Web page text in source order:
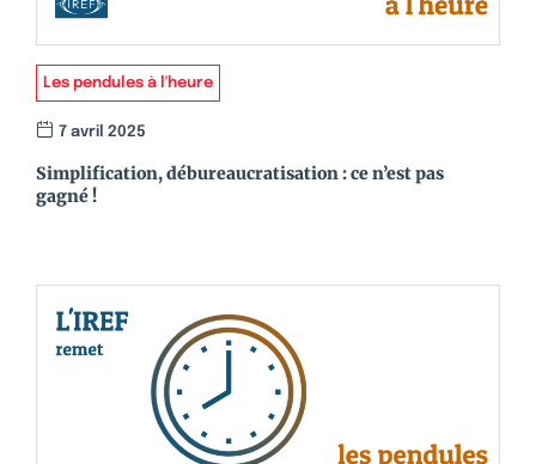
Les pendules à l'heure
7 avril 2025
Simplification, débureaucratisation : ce n’est pas
gagné !